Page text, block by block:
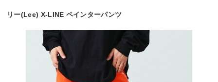
リー(Lee) X-LINE ペインターパンツ